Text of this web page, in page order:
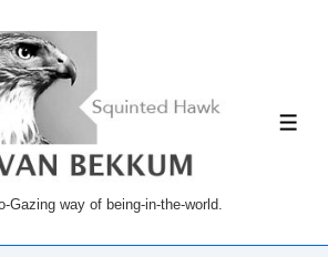
Gazing way of being-in-the-world.